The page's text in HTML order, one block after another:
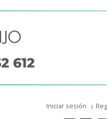
Iniciar sesión